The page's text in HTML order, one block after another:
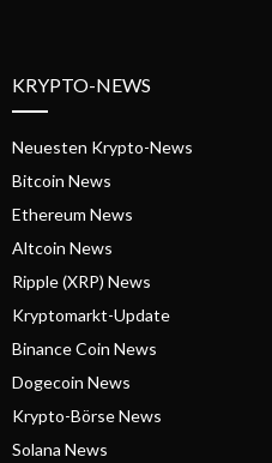
KRYPTO-NEWS
Neuesten Krypto-News
Bitcoin News
Ethereum News
Altcoin News
Ripple (XRP) News
Kryptomarkt-Update
Binance Coin News
Dogecoin News
Krypto-Börse News
Solana News